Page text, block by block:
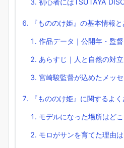
初心者にはTSUTAYA
『もののけ姫』の基本情報
作品データ｜公開年・監
あらすじ｜人と自然の対
宮崎駿監督が込めたメッ
『もののけ姫』に関するよ
モデルになった場所はどこ
モロがサンを育てた理由は